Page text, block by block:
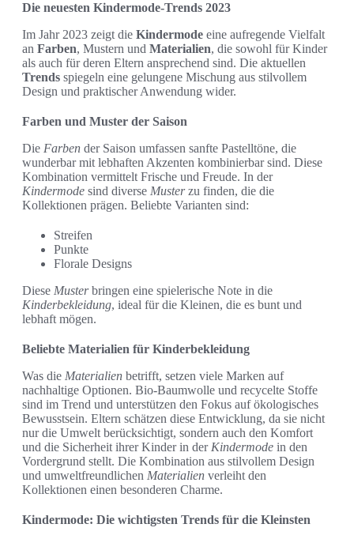
Die neuesten Kindermode-Trends 2023
Im Jahr 2023 zeigt die Kindermode eine aufregende Vielfalt
an Farben, Mustern und Materialien, die sowohl für Kinder
als auch für deren Eltern ansprechend sind. Die aktuellen
Trends spiegeln eine gelungene Mischung aus stilvollem
Design und praktischer Anwendung wider.
Farben und Muster der Saison
Die Farben der Saison umfassen sanfte Pastelltöne, die
wunderbar mit lebhaften Akzenten kombinierbar sind. Diese
Kombination vermittelt Frische und Freude. In der
Kindermode sind diverse Musterzu finden, die die
Kollektionen prägen. Beliebte Varianten sind:
Streifen
Punkte
Florale Designs
Diese Musterbringen eine spielerische Note in die
Kinderbekleidung, ideal für die Kleinen, die es bunt und
lebhaft mögen.
Beliebte Materialien für Kinderbekleidung
Was die Materialien betrifft, setzen viele Marken auf
nachhaltige Optionen. Bio-Baumwolle und recycelte Stoffe
sind im Trend und unterstützen den Fokus auf ökologisches
Bewusstsein. Eltern schätzen diese Entwicklung, da sie nicht
nur die Umwelt berücksichtigt, sondern auch den Komfort
und die Sicherheit ihrer Kinder in der Kindermode in den
Vordergrund stellt. Die Kombination aus stilvollem Design
und umweltfreundlichen Materialien verleiht den
Kollektionen einen besonderen Charme.
Kindermode: Die wichtigsten Trends für die Kleinsten